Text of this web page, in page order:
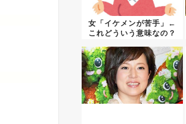
女「イケメンが苦手」←
これどういう意味なの？